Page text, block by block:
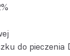
do pieczenia